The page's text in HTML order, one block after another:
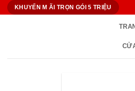
Bỏ
KHUYẾN M ÃI TRỌN GÓI 5 TRIỆU